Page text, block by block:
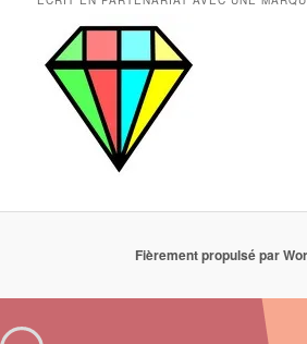
Fièrement propulsé par